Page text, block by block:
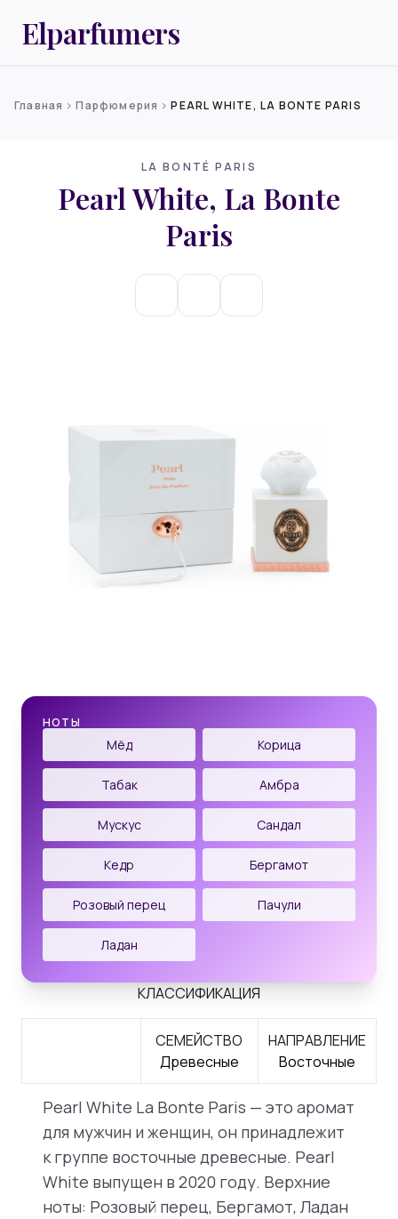
Elparfumers
Главная chevron_rightПарфюмерия chevron_rightPEARL WHITE, LA BONTE PARIS
LA BONTÉ PARIS
Pearl White, La Bonte
Paris
НОТЫ
Мёд Корица
Табак Амбра
Мускус Сандал
Кедр Бергамот
Розовый перец Пачули
Ладан
КЛАССИФИКАЦИЯ
СЕМЕЙСТВО
Древесные
НАПРАВЛЕНИЕ
Восточные
Pearl White La Bonte Paris — это аромат
для мужчин и женщин, он принадлежит
к группе восточные древесные. Pearl
White выпущен в 2020 году. Верхние
ноты: Розовый перец, Бергамот, Ладан